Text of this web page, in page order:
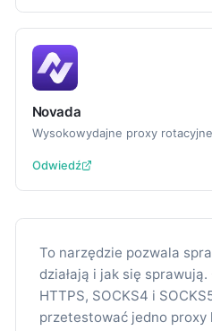
Novada
Wysokowydajne proxy
Odwiedź
To narzędzie pozwala
działają i jak się sprawują.
HTTPS, SOCKS4 i
przetestować jedno proxy